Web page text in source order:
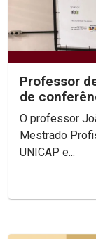
Professor
de
sobre...
O professor
Mestrado
UNICAP e...